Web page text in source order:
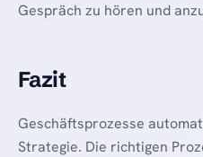
Gespräch zu hören und
Fazit
Geschäftsprozesse
Strategie. Die richtigen